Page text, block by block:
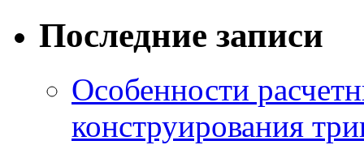
Последние записи
Особенности
конструирования